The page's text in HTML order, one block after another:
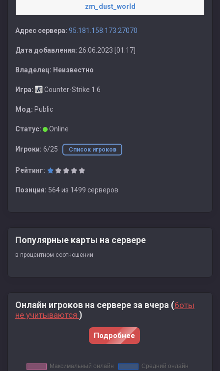
zm_dust_world
Адрес сервера: 95.181.158.173:27070
Дата добавления: 26.06.2023 [01:17]
Владелец: Неизвестно
Игра: Counter-Strike 1.6
Мод: Public
Статус: Online
Игроки: 6/25 Список игроков
Рейтинг:
Позиция: 564 из 1499 серверов
Популярные карты на сервере
в процентном соотношении
Онлайн игроков на сервере за вчера (боты
не учитываются )
Подробнее